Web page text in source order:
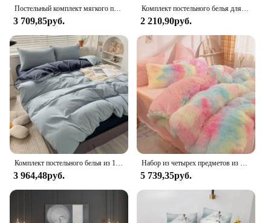
Постельный комплект мягкого постельного белья с изображением конфет, пододеяльник, 1 пододеяльник, 2 Наволочки, комплект роскошного постельного белья для взрослых и детей
3 709,85руб.
Комплект постельного белья для мальчиков и девочек, с милым котенком и 3D-принтом, с пододеяльником, наволочкой, для дома, для взрослых
2 210,90руб.
Комплект постельного белья из 100% хлопка 220x240, сторона A/B, 1 пододеяльник, 2 наволочки, дышащий, мягкий, без простыни, однотонный цвет
3 964,48руб.
Набор из четырех предметов из меха норки, зимний плюшевый пододеяльник, наволочка, плюшевая простыня с кристаллами, молочный плюшевый комплект, оптовая продажа, трансграничная
5 739,35руб.